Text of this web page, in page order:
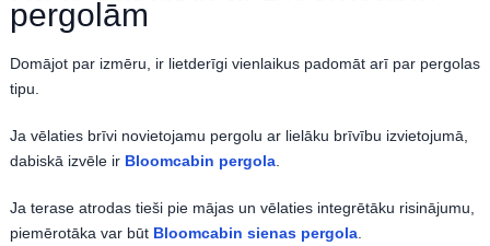
pergolām
Domājot par izmēru, ir lietderīgi vienlaikus padomāt arī par pergolas
tipu.
Ja vēlaties brīvi novietojamu pergolu ar lielāku brīvību izvietojumā,
dabiskā izvēle ir Bloomcabin pergola.
Ja terase atrodas tieši pie mājas un vēlaties integrētāku risinājumu,
piemērotāka var būt Bloomcabin sienas pergola.